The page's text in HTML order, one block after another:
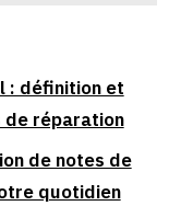
: définition et
réparation
de notes de
quotidien